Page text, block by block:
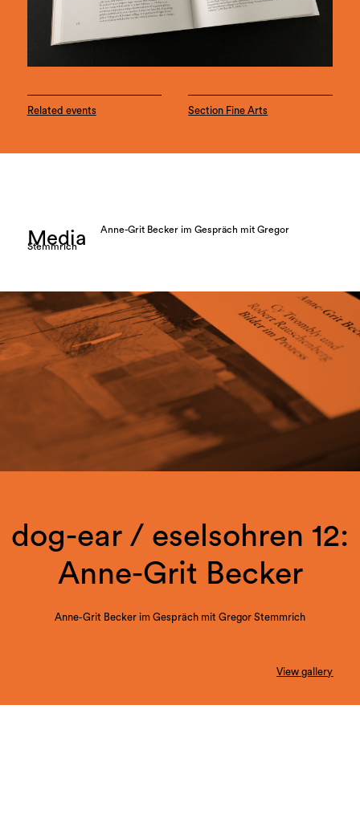
Related events Section Fine Arts
Media
Anne-Grit Becker im Gespräch mit Gregor
Stemmrich
dog-ear / eselsohren 12:
Anne-Grit Becker
Anne-Grit Becker im Gespräch mit Gregor Stemmrich
View gallery